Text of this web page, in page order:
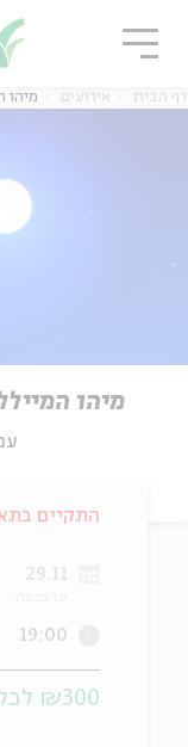
דף הבית אירועים מיהו
מיהו
התקיים
29.11
19:00
₪300 לכלל המפגשים
סגור